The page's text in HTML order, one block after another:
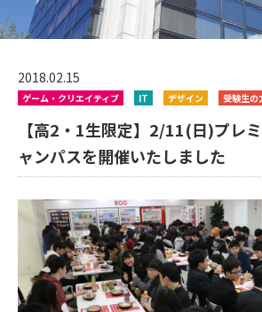
2018.02.15
ゲーム・クリエイティブ IT デザイン 受験生の
【高2・1生限定】2/11(日)プレ
ャンパスを開催いたしました